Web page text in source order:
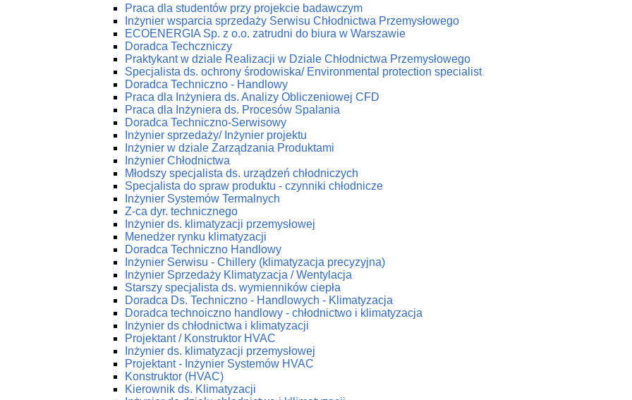
Praca dla studentów przy projekcie badawczym
Inżynier wsparcia sprzedaży Serwisu Chłodnictwa Przemysłowego
ECOENERGIA Sp. z o.o. zatrudni do biura w Warszawie
Doradca Techczniczy
Praktykant w dziale Realizacji w Dziale Chłodnictwa Przemysłowego
Specjalista ds. ochrony środowiska/ Environmental protection specialist
Doradca Techniczno - Handlowy
Praca dla Inżyniera ds. Analizy Obliczeniowej CFD
Praca dla Inżyniera ds. Procesów Spalania
Doradca Techniczno-Serwisowy
Inżynier sprzedaży/ Inżynier projektu
Inżynier w dziale Zarządzania Produktami
Inżynier Chłodnictwa
Młodszy specjalista ds. urządzeń chłodniczych
Specjalista do spraw produktu - czynniki chłodnicze
Inżynier Systemów Termalnych
Z-ca dyr. technicznego
Inżynier ds. klimatyzacji przemysłowej
Menedżer rynku klimatyzacji
Doradca Techniczno Handlowy
Inżynier Serwisu - Chillery (klimatyzacja precyzyjna)
Inżynier Sprzedaży Klimatyzacja / Wentylacja
Starszy specjalista ds. wymienników ciepła
Doradca Ds. Techniczno - Handlowych - Klimatyzacja
Doradca technoiczno handlowy - chłodnictwo i klimatyzacja
Inżynier ds chłodnictwa i klimatyzacji
Projektant / Konstruktor HVAC
Inżynier ds. klimatyzacji przemysłowej
Projektant - Inżynier Systemów HVAC
Konstruktor (HVAC)
Kierownik ds. Klimatyzacji